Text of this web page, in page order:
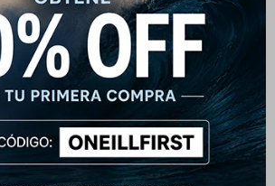
que sus materiales de alta calidad
y suavidad al contacto con la piel.
una elección versátil, ideal para
en cualquier ocasión, ya sea para relajarte
salir. Con el pantalón jogger de O'Neill,
listo para moverte con estilo y comodidad
AJUSTE Regular MATERIALES